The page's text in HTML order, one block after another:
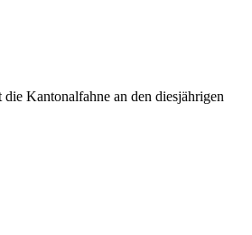
Kantonalfahne an den diesjährigen